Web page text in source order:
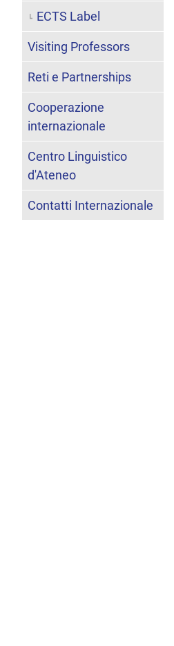
ECTS Label
Visiting Professors
Reti e Partnerships
Cooperazione
internazionale
Centro Linguistico
d'Ateneo
Contatti Internazionale